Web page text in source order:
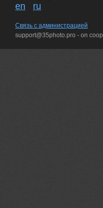
en ru
Связь с администрацией
support@35photo.pro - on